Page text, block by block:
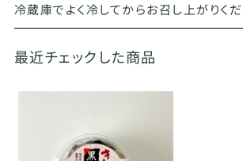
冷蔵庫でよく冷してからお召し上がりくだ
最近チェックした商品